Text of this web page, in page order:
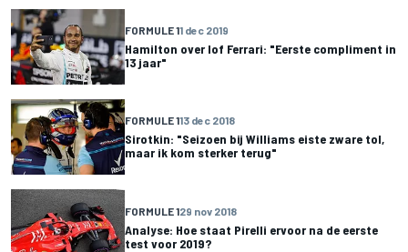
FORMULE 11 dec 2019
Hamilton over lof Ferrari: "Eerste compliment in
13 jaar"
FORMULE 113 dec 2018
Sirotkin: "Seizoen bij Williams eiste zware tol,
maar ik kom sterker terug"
FORMULE 129 nov 2018
Analyse: Hoe staat Pirelli ervoor na de eerste
test voor 2019?